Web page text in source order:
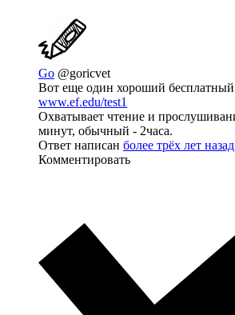
Go @goricvet
Вот еще один хороший бесплатный
www.ef.edu/test1
Охватывает чтение и
минут, обычный - 2часа.
Ответ написан более трёх лет назад
Комментировать